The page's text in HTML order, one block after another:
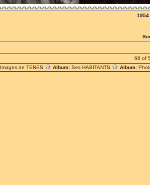
1954
66 of
Images de TENES Album: Ses HABITANTS Album: